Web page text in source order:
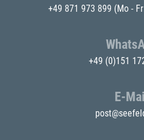
+49 871 973 899 (Mo -
+49 (0)151
E-Mail